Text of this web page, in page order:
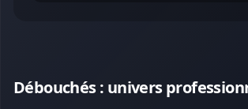
Débouchés : univers